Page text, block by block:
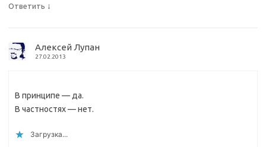
Ответить ↓
Алексей Лупан
27.02.2013
В принципе — да.
В частностях — нет.
Загрузка...